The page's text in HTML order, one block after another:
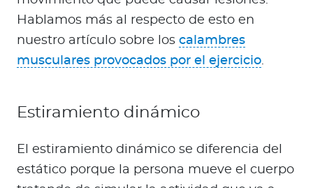
Hablamos más al respecto de esto en
nuestro artículo sobre los calambres
musculares provocados por el ejercicio.
Estiramiento dinámico
El estiramiento dinámico se diferencia del
estático porque la persona mueve el cuerpo